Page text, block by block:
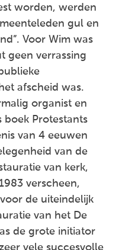
worden, werden
gul en
Voor Wim was
geen verrassing
afscheid was.
organist en
boek Protestants
van 4 eeuwen
van de
van kerk,
verscheen,
de uiteindelijk
van het De
de grote initiator
vele succesvolle